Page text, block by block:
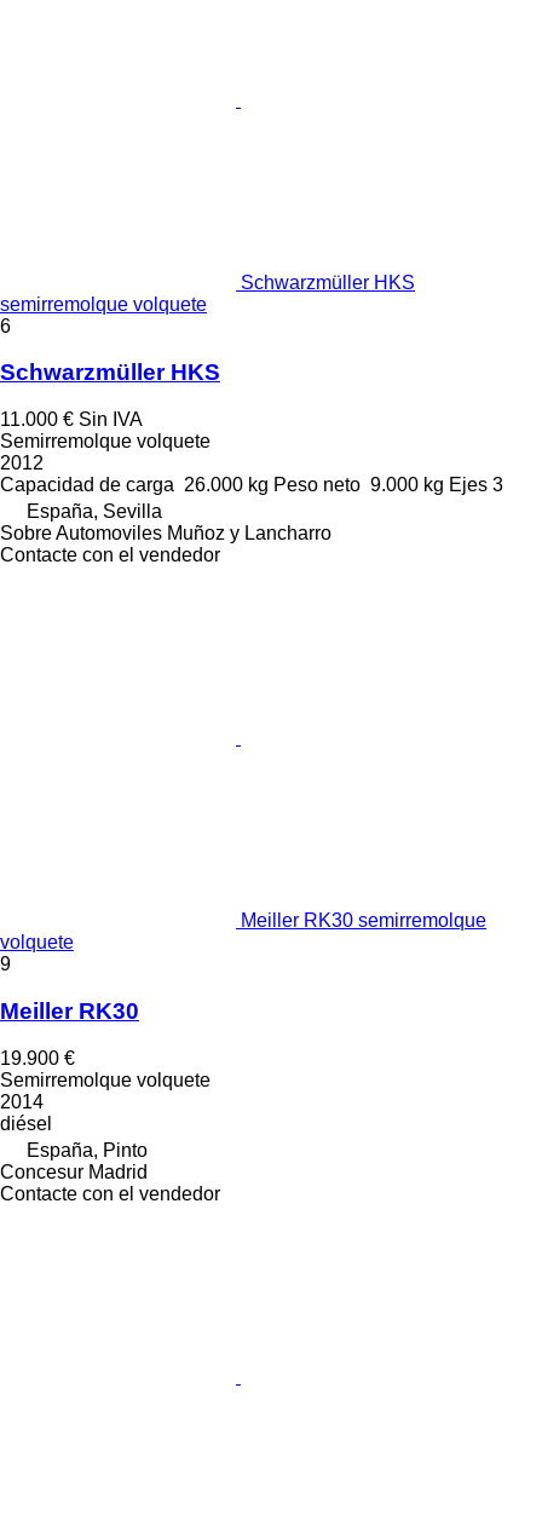
Schwarzmüller HKS
semirremolque volquete
6
Schwarzmüller HKS
11.000 € Sin IVA
Semirremolque volquete
2012
Capacidad de carga 26.000 kg Peso neto 9.000 kg Ejes 3
España, Sevilla
Sobre Automoviles Muñoz y Lancharro
Contacte con el vendedor
Meiller RK30 semirremolque
volquete
9
Meiller RK30
19.900 €
Semirremolque volquete
2014
diésel
España, Pinto
Concesur Madrid
Contacte con el vendedor